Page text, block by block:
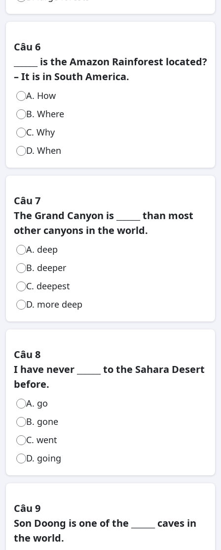
Câu 6
______ is the Amazon Rainforest located?
– It is in South America.
A. How
B. Where
C. Why
D. When
Câu 7
The Grand Canyon is ______ than most
other canyons in the world.
A. deep
B. deeper
C. deepest
D. more deep
Câu 8
I have never ______ to the Sahara Desert
before.
A. go
B. gone
C. went
D. going
Câu 9
Son Doong is one of the ______ caves in
the world.